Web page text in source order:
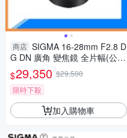
商店 SIGMA 16-28mm F2.8 D
G DN 廣角 變焦鏡 全片幅(公司
貨)
$29,350 $29,500
限時下殺
加入購物車